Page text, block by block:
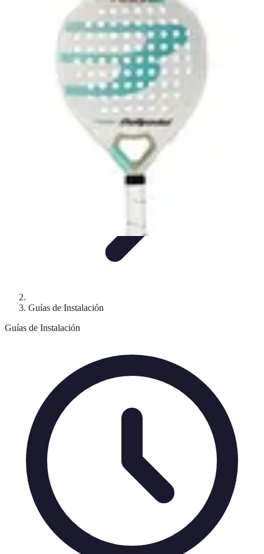
Soluciones Solares
Evaluación y FinanciamientoGuía de Instalación Tutoriales
de Sistemas SolaresBeneficios y Ahorro
Soluciones Solares
Guías de Instalación
Guías de Instalación